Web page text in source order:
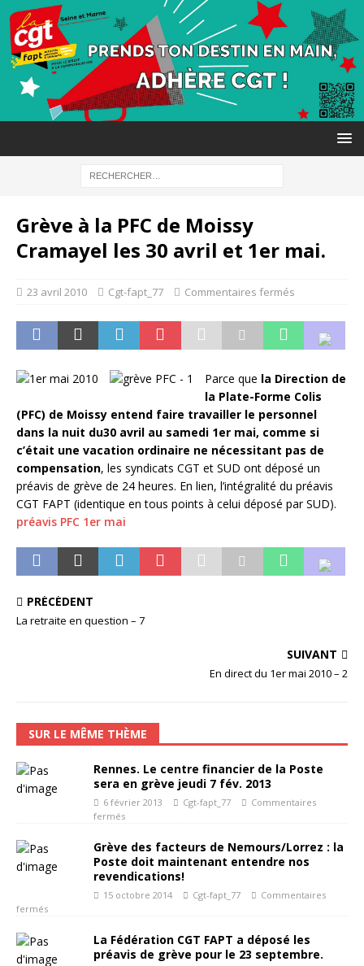
Grève à la PFC de Moissy
Cramayel les 30 avril et 1er mai.
23 avril 2010 Cgt-fapt_77 Commentaires fermés
Parce que la Direction de
la Plate-Forme Colis
(PFC) de Moissy entend faire travailler le personnel
dans la nuit du30 avril au samedi 1er mai, comme si
c’était une vacation ordinaire ne nécessitant pas de
compensation, les syndicats CGT et SUD ont déposé un
préavis de grève de 24 heures. En lien, l’intégralité du préavis
CGT FAPT (identique en tous points à celui déposé par SUD).
préavis PFC 1er mai
PRÉCÉDENT
La retraite en question – 7
SUIVANT
En direct du 1er mai 2010 – 2
SUR LE MÊME THÈME
Rennes. Le centre financier de la Poste
sera en grève jeudi 7 fév. 2013
6 février 2013 Cgt-fapt_77
Commentaires
fermés
Grève des facteurs de Nemours/Lorrez : la
Poste doit maintenant entendre nos
revendications!
15 octobre 2014 Cgt-fapt_77
Commentaires
fermés
La Fédération CGT FAPT a déposé les
préavis de grève pour le 23 septembre.